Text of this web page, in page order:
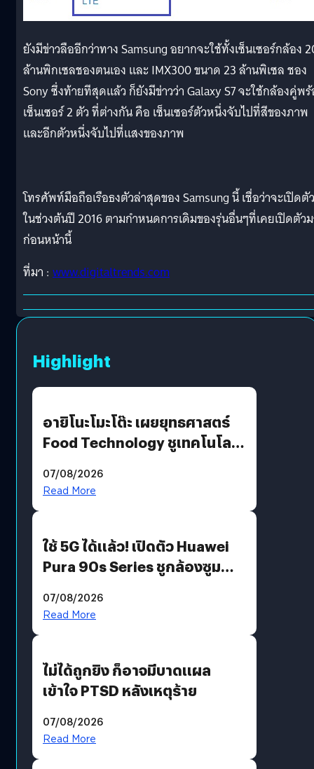
ยังมีข่าวลืออีกว่าทาง Samsung อยากจะใช้ทั้งเซ็นเซอร์กล้อง
ล้านพิกเซลชองตนเอง และ IMX300 ขนาด 23 ล้านพิเซล ชอง
Sony ซึ่งท้ายทีสุดแล้ว ก็ยังมีข่าวว่า Galaxy S7 จะใช้กล้องคู่พ
เซ็นเซอร์ 2 ตัว ที่ต่างกัน คือ เซ็นเซอร์ตัวหนึ่งจับไปที่สีของภาพ
และอีกตัวหนึ่งจับไปที่แสงของภาพ
โทรศัพท์มือถือเรือธงตัวล่าสุดของ Samsung นี้ เชื่อว่าจะเปิดตัว
ในช่วงต้นปี 2016 ตามกำหนดการเดิมของรุ่นอื่นๆที่เคยเปิดตัว
ก่อนหน้านี้
ที่มา : www.digitaltrends.com
Highlight
อายิโนะโมะโต๊ะ เผยยุทธศาสตร์
Food Technology ชูเทคโนโลยี
บริโภคและ B2B
07/08/2026
Read More
ใช้ 5G ได้แล้ว! เปิดตัว Huawei
Pura 90s Series ชูกล้องซูม
07/08/2026
Read More
ไม่ได้ถูกยิง ก็อาจมีบาดแผล
เข้าใจ PTSD หลังเหตุร้าย
07/08/2026
Read More